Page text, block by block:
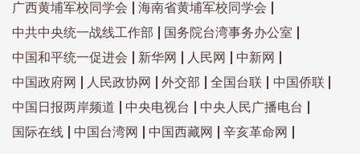
广西黄埔军校同学会
海南省黄埔军校同学会
中共中央统一战线工作部
国务院台湾事务办公室
中国和平统一促进会
新华网 人民网
中新网
中国政府网
人民政协网 外交部 全国台联
中国侨联
中国日报两岸频道
中央电视台
中央人民广播电台
国际在线
中国台湾网 中国西藏网 辛亥革命网